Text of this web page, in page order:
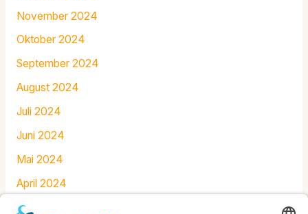
November 2024
Oktober 2024
September 2024
August 2024
Juli 2024
Juni 2024
Mai 2024
April 2024
März 2024